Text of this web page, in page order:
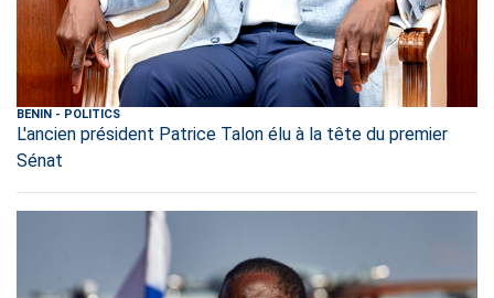
BENIN - POLITICS
L'ancien président Patrice Talon élu à la tête du premier
Sénat